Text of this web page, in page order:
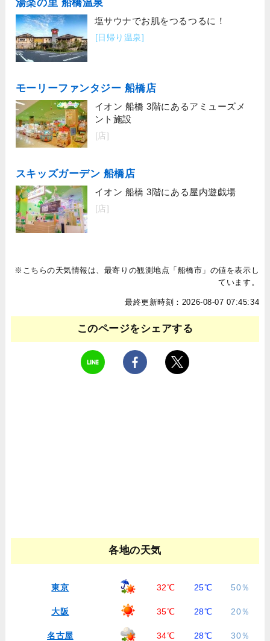
湯楽の里 船橋温泉
塩サウナでお肌をつるつるに！
[日帰り温泉]
モーリーファンタジー 船橋店
イオン 船橋 3階にあるアミューズメ
ント施設
[店]
スキッズガーデン 船橋店
イオン 船橋 3階にある屋内遊戯場
[店]
※こちらの天気情報は、最寄りの観測地点「船橋市」の値を表示し
ています。
最終更新時刻：2026-08-07 07:45:34
このページをシェアする
各地の天気
東京 32℃ 25℃ 50％
大阪 35℃ 28℃ 20％
名古屋 34℃ 28℃ 30％